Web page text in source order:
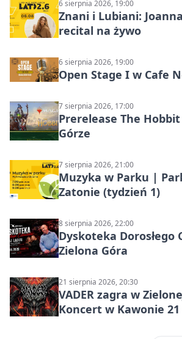
6 sierpnia 2026, 19:00
Znani i Lubiani:
recital na żywo
6 sierpnia 2026, 19:00
Open Stage I w Cafe
7 sierpnia 2026, 17:00
Prerelease The
Górze
7 sierpnia 2026, 21:00
Muzyka w Parku |
Zatonie (tydzień 1)
8 sierpnia 2026, 22:00
Dyskoteka Dorosłego
Zielona Góra
21 sierpnia 2026, 20:30
VADER zagra w
Koncert w Kawonie